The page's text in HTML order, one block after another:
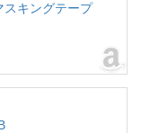
スキングテープ